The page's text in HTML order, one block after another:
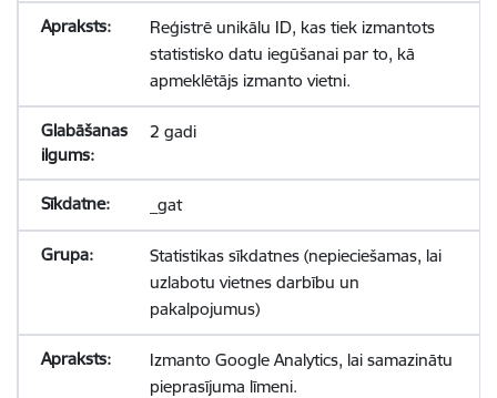
Reģistrē unikālu ID, kas tiek izmantots
statistisko datu iegūšanai par to, kā
apmeklētājs izmanto vietni.
2 gadi
_gat
Statistikas sīkdatnes (nepieciešamas, lai
uzlabotu vietnes darbību un
pakalpojumus)
Izmanto Google Analytics, lai samazinātu
pieprasījuma līmeni.